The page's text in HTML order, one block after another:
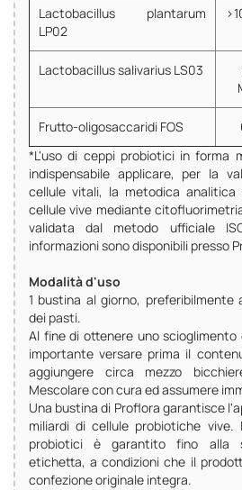
Lactobacillus plantarum
LP02
Lactobacillus salivarius LS03
Frutto-oligosaccaridi FOS
*L'uso di ceppi probiotici in forma
indispensabile applicare, per la
cellule vitali, la metodica analitica
cellule vive mediante
validata dal metodo ufficiale
informazioni sono disponibili presso
Modalità d'uso
1 bustina al giorno, preferibilmente
dei pasti.
Al fine di ottenere uno
importante versare prima il
aggiungere circa mezzo
Mescolare con cura ed assumere
Una bustina di Proflora garantisce
miliardi di cellule probiotiche
probiotici è garantito fino alla
etichetta, a condizioni che il
confezione originale integra.